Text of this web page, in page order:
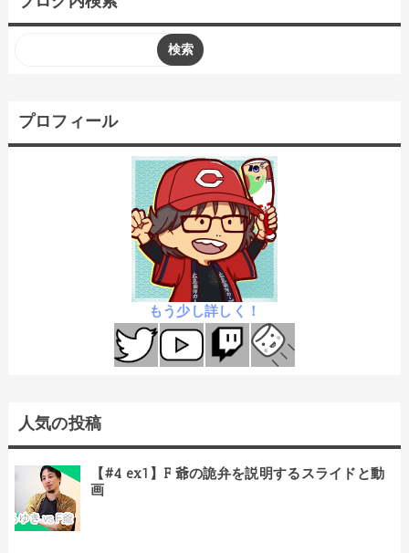
プロフィール
もう少し詳しく！
人気の投稿
【#4 ex1】F 爺の詭弁を説明するスライドと動
画